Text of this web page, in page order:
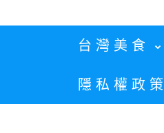
台灣美食
隱私權政策